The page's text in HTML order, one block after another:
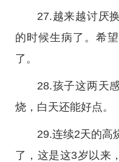
27.越来越讨厌
的时候生病了。希
了。
28.孩子这两天
烧，白天还能好点。
29.连续2天的高
了，这是这3岁以来